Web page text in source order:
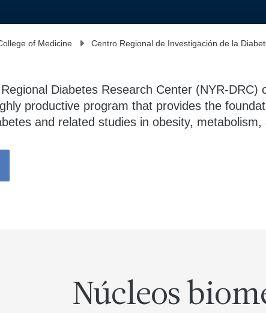
of Medicine Centro Regional de Investigación de la
Diabetes Research Center (NYR-
productive program that provides the
and related studies in obesity, metabolism,
Núcleos